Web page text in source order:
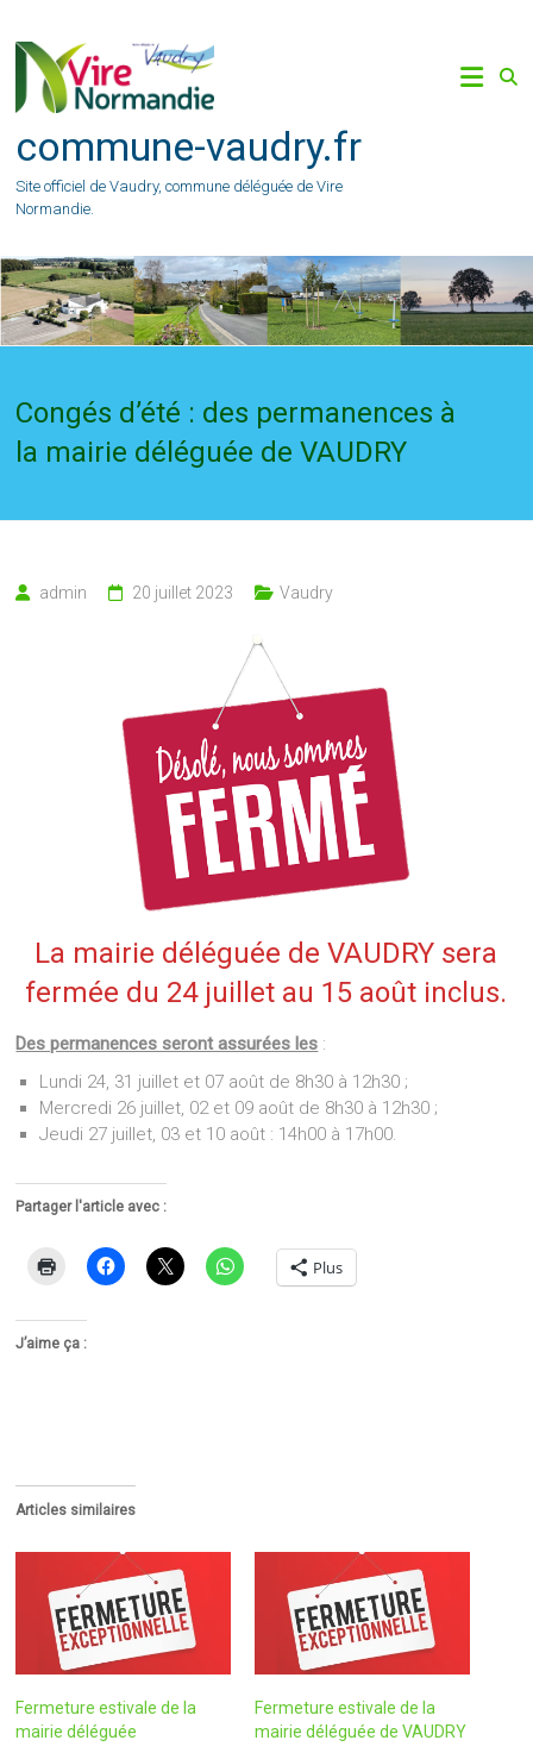
content
commune-vaudry.fr
Site officiel de Vaudry, commune déléguée de Vire
Normandie.
Congés d’été : des permanences à
la mairie déléguée de VAUDRY
admin 20 juillet 2023 Vaudry
La mairie déléguée de VAUDRY sera
fermée du 24 juillet au 15 août inclus.
Des permanences seront assurées les :
Lundi 24, 31 juillet et 07 août de 8h30 à 12h30 ;
Mercredi 26 juillet, 02 et 09 août de 8h30 à 12h30 ;
Jeudi 27 juillet, 03 et 10 août : 14h00 à 17h00.
Partager l'article avec :
Plus
J’aime ça :
Articles similaires
Fermeture estivale de la
mairie déléguée
Fermeture estivale de la
mairie déléguée de VAUDRY